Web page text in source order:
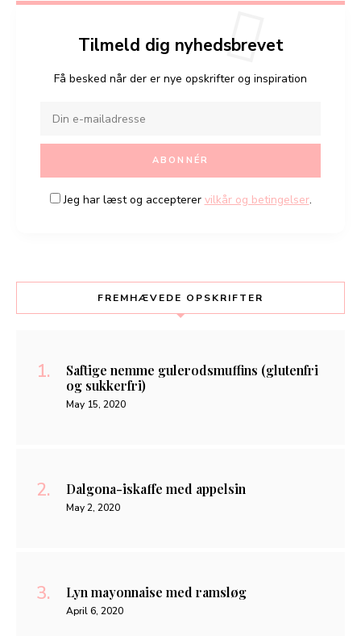
Tilmeld dig nyhedsbrevet
Få besked når der er nye opskrifter og inspiration
Jeg har læst og accepterer vilkår og betingelser.
FREMHÆVEDE OPSKRIFTER
Saftige nemme gulerodsmuffins (glutenfri
og sukkerfri)
May 15, 2020
Dalgona-iskaffe med appelsin
May 2, 2020
Lyn mayonnaise med ramsløg
April 6, 2020